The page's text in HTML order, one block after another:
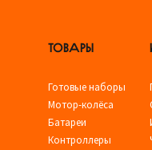
ТОВАРЫ
Готовые наборы
Мотор-колёса
Батареи
Контроллеры